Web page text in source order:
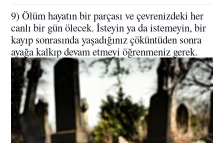
9) Ölüm hayatın bir parçası ve çevrenizdeki her
canlı bir gün ölecek. İsteyin ya da istemeyin, bir
kayıp sonrasında yaşadığınız çöküntüden sonra
ayağa kalkıp devam etmeyi öğrenmeniz gerek.